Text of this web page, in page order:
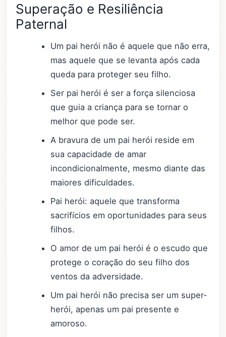
Superação e Resiliência
Paternal
Um pai herói não é aquele que não erra,
mas aquele que se levanta após cada
queda para proteger seu filho.
Ser pai herói é ser a força silenciosa
que guia a criança para se tornar o
melhor que pode ser.
A bravura de um pai herói reside em
sua capacidade de amar
incondicionalmente, mesmo diante das
maiores dificuldades.
Pai herói: aquele que transforma
sacrifícios em oportunidades para seus
filhos.
O amor de um pai herói é o escudo que
protege o coração do seu filho dos
ventos da adversidade.
Um pai herói não precisa ser um super-
herói, apenas um pai presente e
amoroso.